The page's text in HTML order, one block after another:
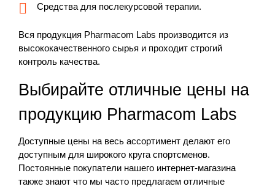
Средства для послекурсовой терапии.
Вся продукция Pharmacom Labs производится из
высококачественного сырья и проходит строгий
контроль качества.
Выбирайте отличные цены на
продукцию Pharmacom Labs
Доступные цены на весь ассортимент делают его
доступным для широкого круга спортсменов.
Постоянные покупатели нашего интернет-магазина
также знают что мы часто предлагаем отличные